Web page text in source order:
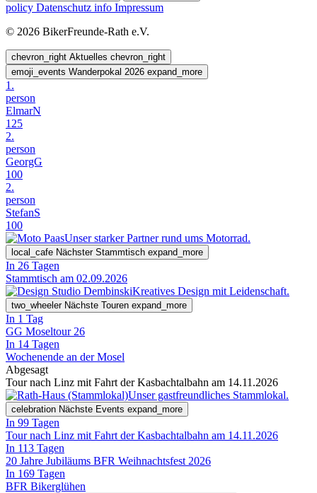
policy Datenschutz info Impressum
© 2026 BikerFreunde-Rath e.V.
chevron_right Aktuelles chevron_right
emoji_events Wanderpokal 2026 expand_more
1.
person
ElmarN
125
2.
person
GeorgG
100
2.
person
StefanS
100
Unser starker Partner rund ums Motorrad.
local_cafe Nächster Stammtisch expand_more
In 26 Tagen
Stammtisch am 02.09.2026
Kreatives Design mit Leidenschaft.
two_wheeler Nächste Touren expand_more
In 1 Tag
GG Moseltour 26
In 14 Tagen
Wochenende an der Mosel
Abgesagt
Tour nach Linz mit Fahrt der Kasbachtalbahn am 14.11.2026
Unser gastfreundliches Stammlokal.
celebration Nächste Events expand_more
In 99 Tagen
Tour nach Linz mit Fahrt der Kasbachtalbahn am 14.11.2026
In 113 Tagen
20 Jahre Jubiläums BFR Weihnachtsfest 2026
In 169 Tagen
BFR Bikerglühen